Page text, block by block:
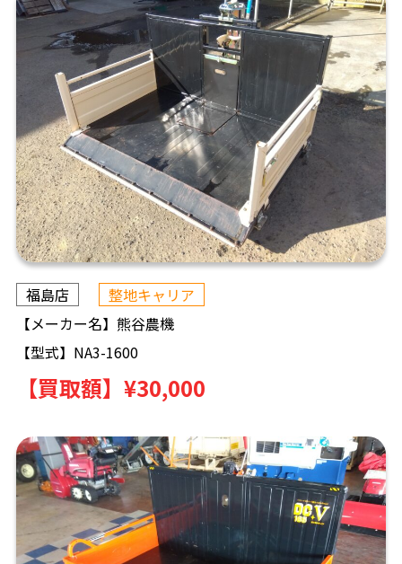
福島店
整地キャリア
【メーカー名】 熊谷農機
【型式】 NA3-1600
【買取額】 ¥30,000